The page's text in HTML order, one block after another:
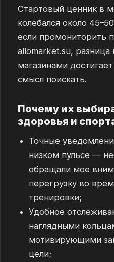
Стартовый ценник в
колебался около
если промониторить
allomarket.su,
магазинами
смысл поискать.
Почему их
здоровья и
Точные
низком пульсе —
обращали мое
перегрузку во
тренировки;
Удобное
наглядными
мотивирующими
цели;